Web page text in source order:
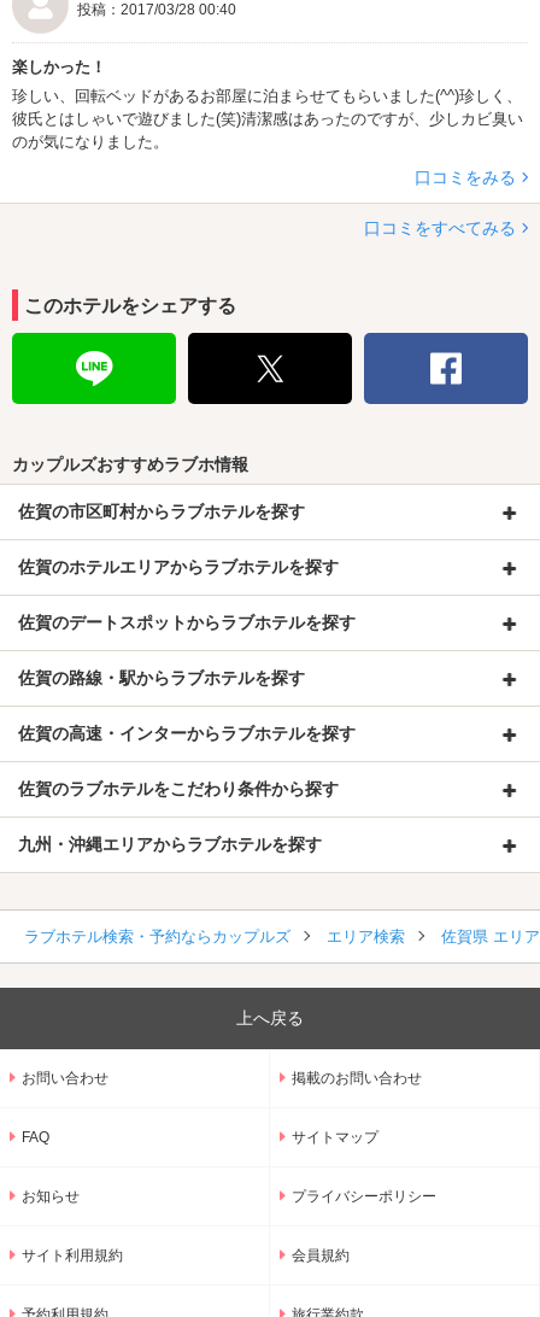
投稿：2017/03/28 00:40
楽しかった！
珍しい、回転ベッドがあるお部屋に泊まらせてもらいました(^^)珍しく、
彼氏とはしゃいで遊びました(笑)清潔感はあったのですが、少しカビ臭い
のが気になりました。
口コミをみる
口コミをすべてみる
このホテルをシェアする
カップルズおすすめラブホ情報
佐賀の市区町村からラブホテルを探す
佐賀のホテルエリアからラブホテルを探す
佐賀のデートスポットからラブホテルを探す
佐賀の路線・駅からラブホテルを探す
佐賀の高速・インターからラブホテルを探す
佐賀のラブホテルをこだわり条件から探す
九州・沖縄エリアからラブホテルを探す
ラブホテル検索・予約ならカップルズ エリア検索 佐賀県 エリ
上へ戻る
お問い合わせ 掲載のお問い合わせ
FAQ サイトマップ
お知らせ プライバシーポリシー
サイト利用規約 会員規約